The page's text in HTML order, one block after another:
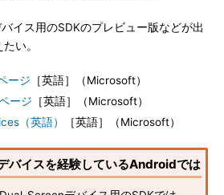
イス用のSDKのプレビュー版などが出
い。
ージ ［英語］（Microsoft）
ージ ［英語］（Microsoft）
（英語）
［英語］（Microsoft）
バイスを経験しているAndroidでは